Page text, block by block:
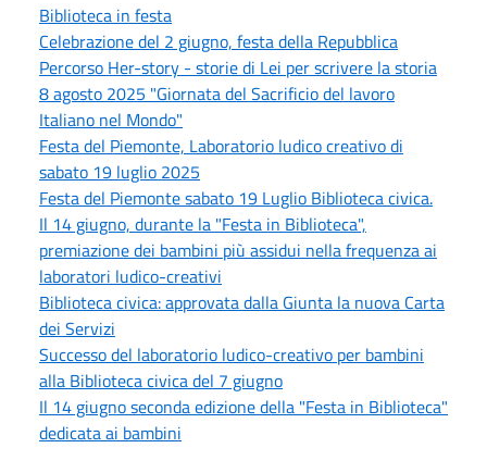
Biblioteca in festa
Celebrazione del 2 giugno, festa della Repubblica
Percorso Her-story - storie di Lei per scrivere la storia
8 agosto 2025 "Giornata del Sacrificio del lavoro
Italiano nel Mondo"
Festa del Piemonte, Laboratorio ludico creativo di
sabato 19 luglio 2025
Festa del Piemonte sabato 19 Luglio Biblioteca civica.
Il 14 giugno, durante la "Festa in Biblioteca",
premiazione dei bambini più assidui nella frequenza ai
laboratori ludico-creativi
Biblioteca civica: approvata dalla Giunta la nuova Carta
dei Servizi
Successo del laboratorio ludico-creativo per bambini
alla Biblioteca civica del 7 giugno
Il 14 giugno seconda edizione della "Festa in Biblioteca"
dedicata ai bambini